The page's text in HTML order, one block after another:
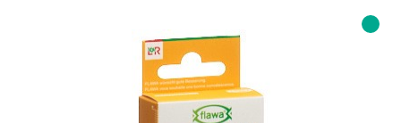
In den Warenkorb